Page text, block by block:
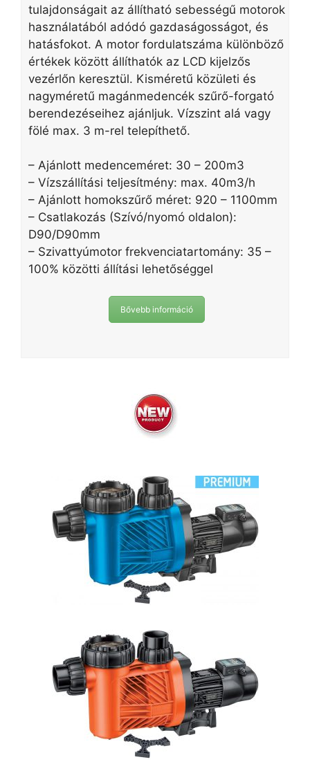
tulajdonságait az állítható sebességű motorok
használatából adódó gazdaságosságot, és
hatásfokot. A motor fordulatszáma különböző
értékek között állíthatók az LCD kijelzős
vezérlőn keresztül. Kisméretű közületi és
nagyméretű magánmedencék szűrő-forgató
berendezéseihez ajánljuk. Vízszint alá vagy
fölé max. 3 m-rel telepíthető.
– Ajánlott medenceméret: 30 – 200m3
– Vízszállítási teljesítmény: max. 40m3/h
– Ajánlott homokszűrő méret: 920 – 1100mm
– Csatlakozás (Szívó/nyomó oldalon):
D90/D90mm
– Szivattyúmotor frekvenciatartomány: 35 –
100% közötti állítási lehetőséggel
Bővebb információ